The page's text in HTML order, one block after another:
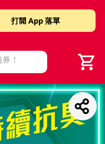
打開 App 落單